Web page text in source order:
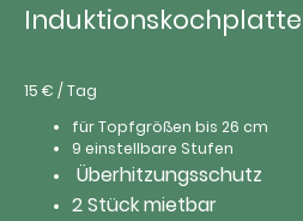
Induktionskochplatte
15 € / Tag
für Topfgrößen bis 26 cm
9 einstellbare Stufen
Überhitzungsschutz
2 Stück mietbar